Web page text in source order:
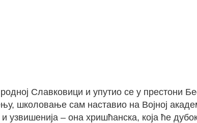
Славковици и упутио се у престони
школовање сам наставио на Војној
– она хришћанска, која ће